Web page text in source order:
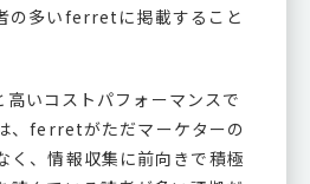
の多いferretに掲載すること
高いコストパフォーマンスで
、ferretがただマーケターの
く、情報収集に前向きで積極